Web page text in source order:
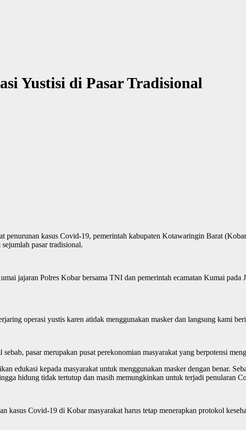
Yustisi di Pasar Tradisional
penurunan kasus Covid-19, pemerintah kabupaten Kotawaringin Barat
pasar tradisional.
jajaran Polres Kobar bersama TNI dan pemerintah ecamatan Kumai
operasi yustis karen atidak menggunakan masker dan langsung kami
pasar merupakan pusat perekonomian masyarakat yang berpotensi
edukasi kepada masyarakat untuk menggunakan masker dengan benar.
hidung tidak tertutup dan masih memungkinkan untuk terjadi penularan
kasus Covid-19 di Kobar masyarakat harus tetap menerapkan protokol